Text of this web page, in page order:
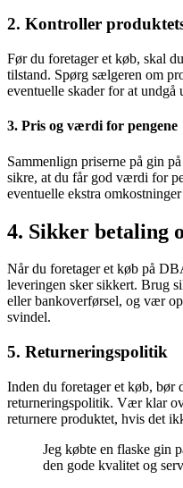
2. Kontroller
Før du foretager et køb, skal
tilstand. Spørg sælgeren om
eventuelle skader for at undgå
3. Pris og værdi for pengene
Sammenlign priserne på gin
sikre, at du får god værdi for
eventuelle ekstra
4. Sikker betaling
Når du foretager et køb på
leveringen sker sikkert. Brug
eller bankoverførsel, og vær
svindel.
5. Returneringspolitik
Inden du foretager et køb, bør
returneringspolitik. Vær klar
returnere produktet, hvis det
Jeg købte en flaske gin
den gode kvalitet og